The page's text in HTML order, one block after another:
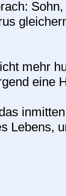
mehr
eine
Lebens,